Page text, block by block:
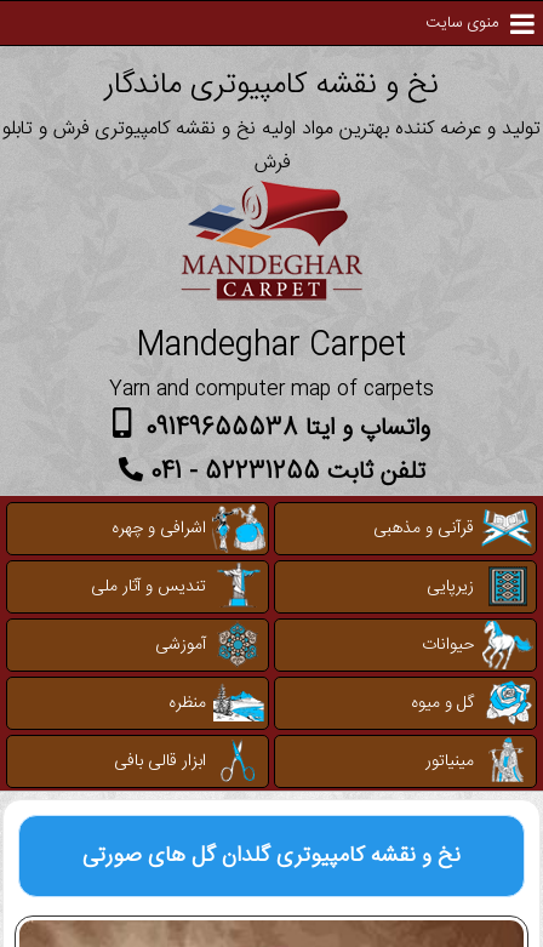
منوی سایت
نخ و نقشه کامپیوتری ماندگار
تولید و عرضه کننده بهترین مواد اولیه نخ و نقشه کامپیوتری فرش و تابلو
فرش
Mandeghar Carpet
Yarn and computer map of carpets
واتساپ و ایتا 09149655538
تلفن ثابت 52231255 - 041
قرآنی و مذهبی
اشرافی و چهره
زیرپایی
تندیس و آثار ملی
حیوانات
آموزشی
گل و میوه
منظره
مینیاتور
ابزار قالی بافی
نخ و نقشه کامپیوتریگلدان گل های صورتی